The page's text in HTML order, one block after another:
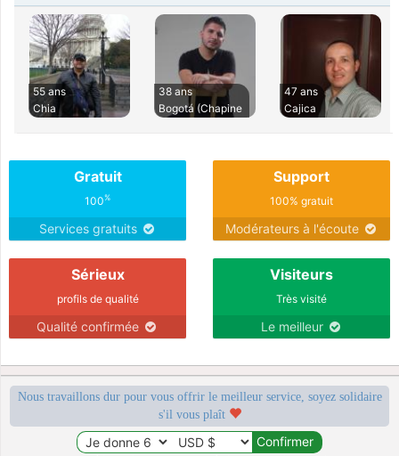
55 ans
Chia
38 ans
Bogotá (Chapine
47 ans
Cajica
Gratuit
100%
Services gratuits
Support
100% gratuit
Modérateurs à l'écoute
Sérieux
profils de qualité
Qualité confirmée
Visiteurs
Très visité
Le meilleur
Nous travaillons dur pour vous offrir le meilleur service, soyez solidaire
s'il vous plaît